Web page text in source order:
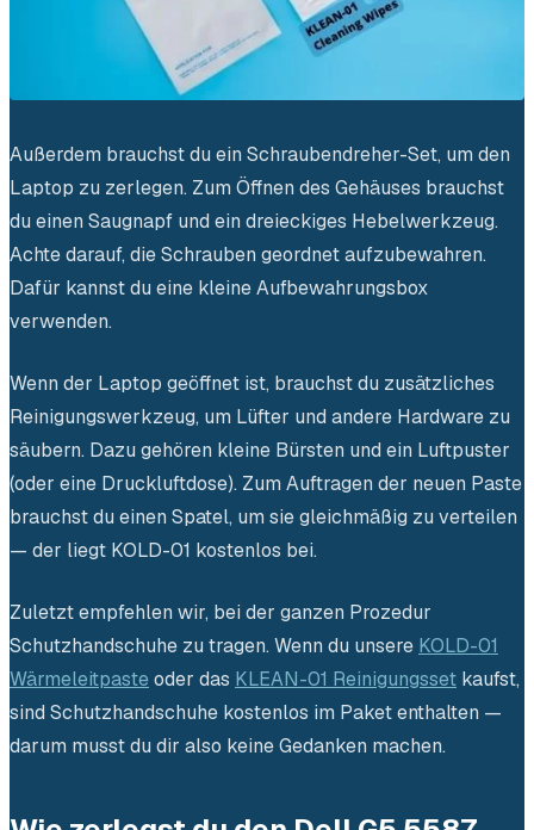
Außerdem brauchst du ein Schraubendreher-Set, um den
Laptop zu zerlegen. Zum Öffnen des Gehäuses brauchst
du einen Saugnapf und ein dreieckiges Hebelwerkzeug.
Achte darauf, die Schrauben geordnet aufzubewahren.
Dafür kannst du eine kleine Aufbewahrungsbox
verwenden.
Wenn der Laptop geöffnet ist, brauchst du zusätzliches
Reinigungswerkzeug, um Lüfter und andere Hardware zu
säubern. Dazu gehören kleine Bürsten und ein Luftpuster
(oder eine Druckluftdose). Zum Auftragen der neuen Paste
brauchst du einen Spatel, um sie gleichmäßig zu verteilen
— der liegt KOLD-01 kostenlos bei.
Zuletzt empfehlen wir, bei der ganzen Prozedur
Schutzhandschuhe zu tragen. Wenn du unsere KOLD-01
Wärmeleitpaste oder das KLEAN-01 Reinigungsset kaufst,
sind Schutzhandschuhe kostenlos im Paket enthalten —
darum musst du dir also keine Gedanken machen.